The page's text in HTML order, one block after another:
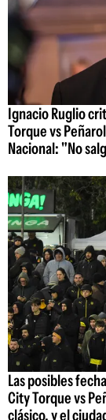
Ignacio Ruglio
Torque vs
Nacional: "No
Las posibles
City Torque vs
clásico, y el